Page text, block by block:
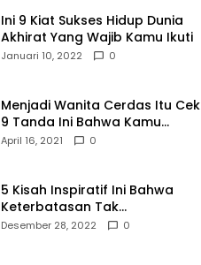
Ini 9 Kiat Sukses Hidup Dunia
Akhirat Yang Wajib Kamu Ikuti
Januari 10, 2022 0
Menjadi Wanita Cerdas Itu Cek
9 Tanda Ini Bahwa Kamu
Memang Wanita Cerdas
April 16, 2021 0
5 Kisah Inspiratif Ini Bahwa
Keterbatasan Tak
Menghalangi Segalanya
Desember 28, 2022 0